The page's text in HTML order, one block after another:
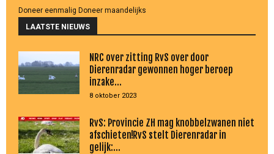
Doneer eenmalig Doneer maandelijks
LAATSTE NIEUWS
NRC over zitting RvS over door
Dierenradar gewonnen hoger beroep
inzake...
8 oktober 2023
RvS: Provincie ZH mag knobbelzwanen niet
afschieten!RvS stelt Dierenradar in
gelijk:...